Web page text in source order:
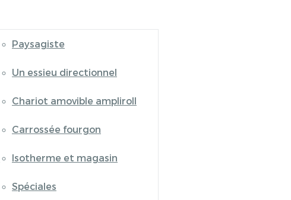
Paysagiste
Un essieu directionnel
Chariot amovible ampliroll
Carrossée fourgon
Isotherme et magasin
Spéciales